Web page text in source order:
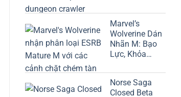
Marvel’s
Wolverine Dán
Nhãn M: Bạo
Lực, Khỏa
Norse Saga
Closed Beta